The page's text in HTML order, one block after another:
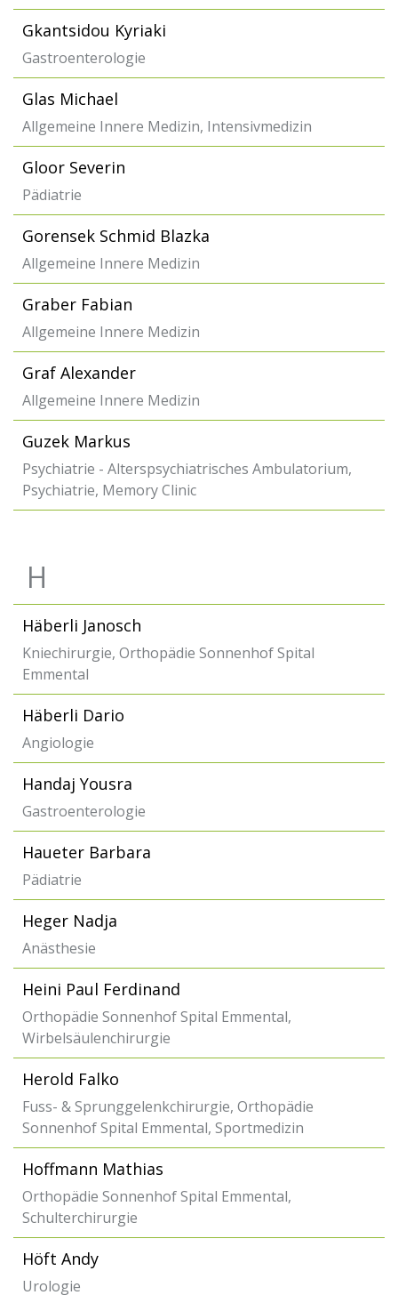
Gkantsidou Kyriaki
Gastroenterologie
Glas Michael
Allgemeine Innere Medizin, Intensivmedizin
Gloor Severin
Pädiatrie
Gorensek Schmid Blazka
Allgemeine Innere Medizin
Graber Fabian
Allgemeine Innere Medizin
Graf Alexander
Allgemeine Innere Medizin
Guzek Markus
Psychiatrie - Alterspsychiatrisches Ambulatorium,
Psychiatrie, Memory Clinic
H
Häberli Janosch
Kniechirurgie, Orthopädie Sonnenhof Spital
Emmental
Häberli Dario
Angiologie
Handaj Yousra
Gastroenterologie
Haueter Barbara
Pädiatrie
Heger Nadja
Anästhesie
Heini Paul Ferdinand
Orthopädie Sonnenhof Spital Emmental,
Wirbelsäulenchirurgie
Herold Falko
Fuss- & Sprunggelenkchirurgie, Orthopädie
Sonnenhof Spital Emmental, Sportmedizin
Hoffmann Mathias
Orthopädie Sonnenhof Spital Emmental,
Schulterchirurgie
Höft Andy
Urologie